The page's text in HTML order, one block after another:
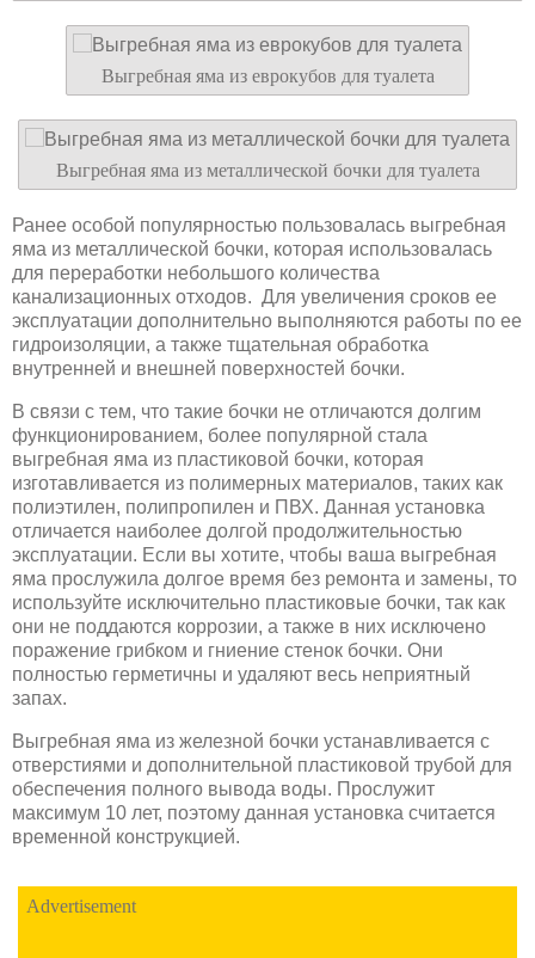
Выгребная яма из еврокубов для туалета
Выгребная яма из металлической бочки для туалета
Ранее особой популярностью пользовалась выгребная
яма из металлической бочки, которая использовалась
для переработки небольшого количества
канализационных отходов. Для увеличения сроков ее
эксплуатации дополнительно выполняются работы по ее
гидроизоляции, а также тщательная обработка
внутренней и внешней поверхностей бочки.
В связи с тем, что такие бочки не отличаются долгим
функционированием, более популярной стала
выгребная яма из пластиковой бочки, которая
изготавливается из полимерных материалов, таких как
полиэтилен, полипропилен и ПВХ. Данная установка
отличается наиболее долгой продолжительностью
эксплуатации. Если вы хотите, чтобы ваша выгребная
яма прослужила долгое время без ремонта и замены, то
используйте исключительно пластиковые бочки, так как
они не поддаются коррозии, а также в них исключено
поражение грибком и гниение стенок бочки. Они
полностью герметичны и удаляют весь неприятный
запах.
Выгребная яма из железной бочки устанавливается с
отверстиями и дополнительной пластиковой трубой для
обеспечения полного вывода воды. Прослужит
максимум 10 лет, поэтому данная установка считается
временной конструкцией.
Advertisement